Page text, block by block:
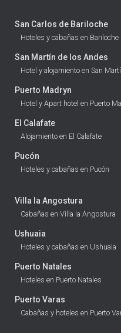
San Carlos de Bariloche
Hoteles y cabañas en Bariloche
San Martín de los Andes
Hotel y alojamiento en San
Puerto Madryn
Hotel y Apart hotel en Puerto
El Calafate
Alojamiento en El Calafate
Pucón
Hoteles y cabañas en Pucón
Villa la Angostura
Cabañas en Villa la Angostura
Ushuaia
Hoteles y cabañas en Ushuaia
Puerto Natales
Hoteles en Puerto Natales
Puerto Varas
Cabañas y hoteles en Puerto